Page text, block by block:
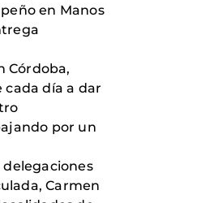
en Manos
Córdoba,
cada día a dar
por un
Carmen